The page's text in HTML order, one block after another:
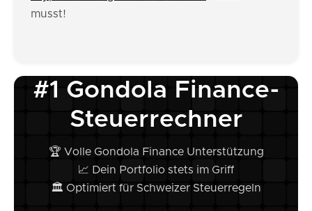
musst!
#1 Gondola Finance-
Steuerrechner
🏆 Volle Gondola Finance Unterstützung
📈 Dein Portfolio stets im Griff
🏛️ Optimiert für Schweizer Steuerregeln